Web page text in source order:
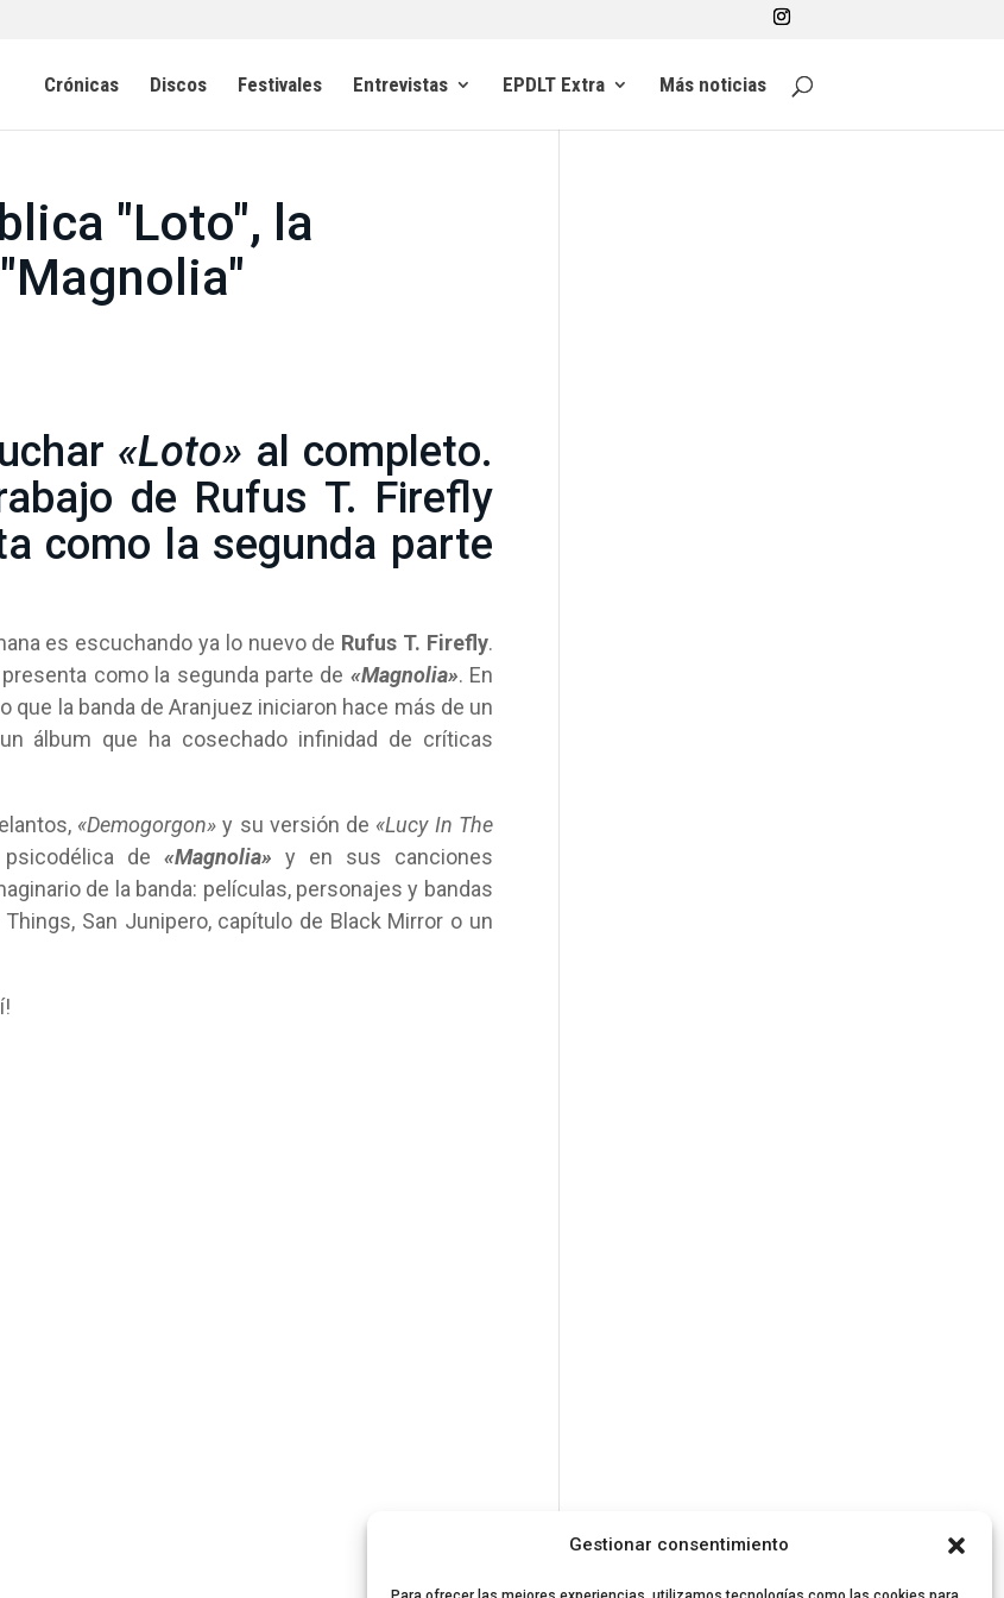
Gestionar consentimiento
Crónicas Discos Festivales Entrevistas EPDLT Extra Más noticias
"Loto", la
«Loto» al completo.
de Rufus T. Firefly
como la segunda parte
es escuchando ya lo nuevo de Rufus T. Firefly.
como la segunda parte de «Magnolia». En
que la banda de Aranjuez iniciaron hace más de un
álbum que ha cosechado infinidad de críticas
«Demogorgon» y su versión de «Lucy In The
de «Magnolia» y en sus canciones
de la banda: películas, personajes y bandas
San Junipero, capítulo de Black Mirror o un